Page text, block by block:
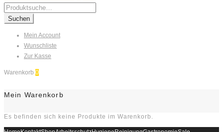
Search
for:
Suchen
Mein Account
Wunschliste
Zur Kasse
Warenkorb 0
Mein Warenkorb
Es befinden sich keine Produkte im Warenkorb.